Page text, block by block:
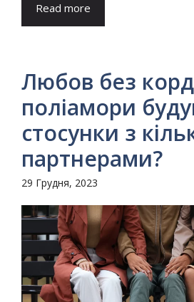
Read more
Любов без
поліамори
стосунки з
партнерами?
29 Грудня, 2023